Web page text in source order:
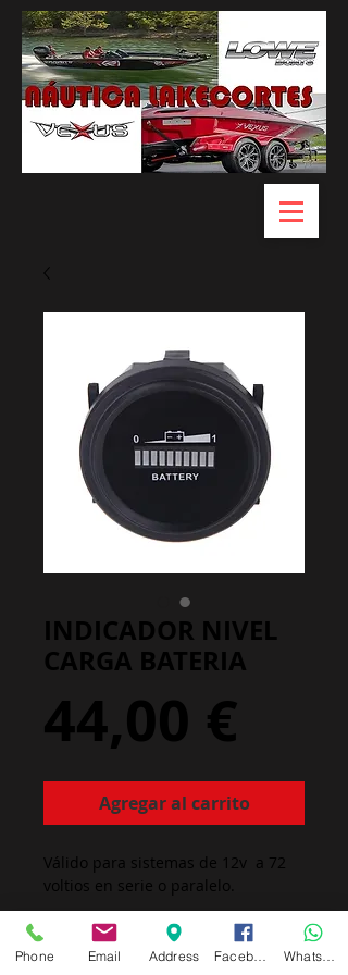
INDICADOR NIVEL
CARGA BATERIA
44,00 €
Agregar al carrito
Válido para sistemas de 12v  a 72
voltios en serie o paralelo.
Operación: 12V / 24V, 36V, 48V / 72V
Trabaja : -40℃~85℃
Phone Email Address